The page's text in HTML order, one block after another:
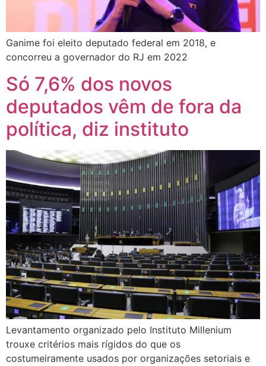
Ganime foi eleito deputado federal em 2018, e
concorreu a governador do RJ em 2022
Só 7,6% dos novos
deputados vêm de fora da
política, diz instituto
Levantamento organizado pelo Instituto Millenium
trouxe critérios mais rígidos do que os
costumeiramente usados por organizações setoriais e